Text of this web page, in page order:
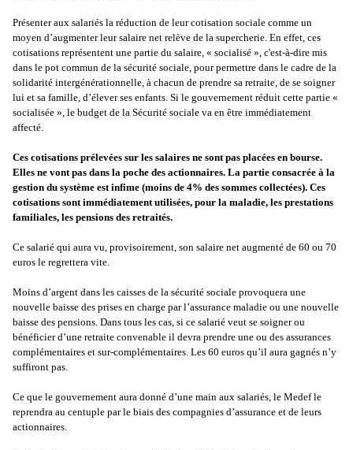
Présenter aux salariés la réduction de leur cotisation sociale comme un
moyen d’augmenter leur salaire net relève de la supercherie. En effet, ces
cotisations représentent une partie du salaire, « socialisé », c'est-à-dire mis
dans le pot commun de la sécurité sociale, pour permettre dans le cadre de la
solidarité intergénérationnelle, à chacun de prendre sa retraite, de se soigner
lui et sa famille, d’élever ses enfants. Si le gouvernement réduit cette partie «
socialisée », le budget de la Sécurité sociale va en être immédiatement
affecté.
Ces cotisations prélevées sur les salaires ne sont pas placées en bourse.
Elles ne vont pas dans la poche des actionnaires. La partie consacrée à la
gestion du système est infime (moins de 4% des sommes collectées). Ces
cotisations sont immédiatement utilisées, pour la maladie, les prestations
familiales, les pensions des retraités.
Ce salarié qui aura vu, provisoirement, son salaire net augmenté de 60 ou 70
euros le regrettera vite.
Moins d’argent dans les caisses de la sécurité sociale provoquera une
nouvelle baisse des prises en charge par l’assurance maladie ou une nouvelle
baisse des pensions. Dans tous les cas, si ce salarié veut se soigner ou
bénéficier d’une retraite convenable il devra prendre une ou des assurances
complémentaires et sur-complémentaires. Les 60 euros qu’il aura gagnés n’y
suffiront pas.
Ce que le gouvernement aura donné d’une main aux salariés, le Medef le
reprendra au centuple par le biais des compagnies d’assurance et de leurs
actionnaires.